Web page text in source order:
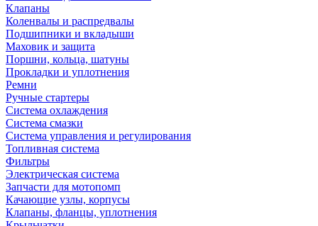
Клапаны
Коленвалы и распредвалы
Подшипники и вкладыши
Маховик и защита
Поршни, кольца, шатуны
Прокладки и уплотнения
Ремни
Ручные стартеры
Система охлаждения
Система смазки
Система управления и регулирования
Топливная система
Фильтры
Электрическая система
Запчасти для мотопомп
Качающие узлы, корпусы
Клапаны, фланцы, уплотнения